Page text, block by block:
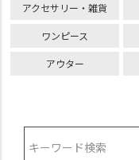
アクセサリー・雑貨
ワンピース
アウター